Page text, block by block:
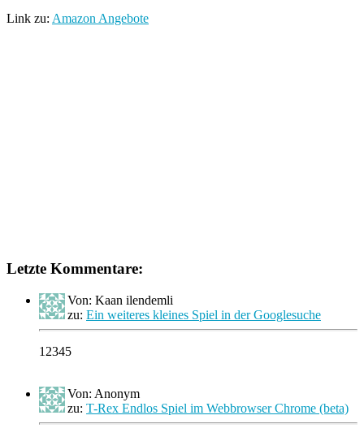
Link zu: Amazon Angebote
Letzte Kommentare:
Von: Kaan ilendemli
zu: Ein weiteres kleines Spiel in der Googlesuche
12345
Von: Anonym
zu: T-Rex Endlos Spiel im Webbrowser Chrome (beta)